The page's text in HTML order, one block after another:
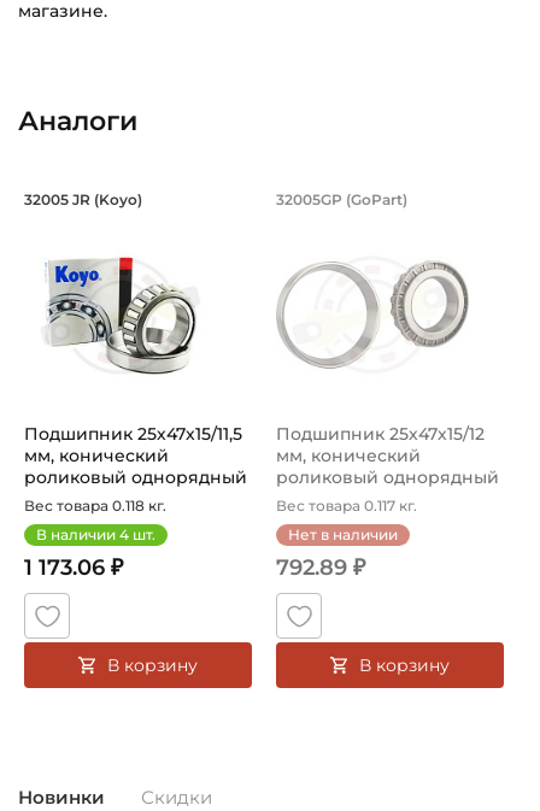
магазине.
Наружный диаметр (D):
Тип посадочного отверстия на вал:
Тип наружного кольца:
Цилиндрическое
Вид уплотнения:
Смазка:
Возможность дополнительной смазки
Страна происхождения:
Германия
Категория:
Аналоги
Подшипник 25х47х15/11,5 мм,
32005 JR (Koyo)
Подшипник 25х47х15/11,5
мм, конический
роликовый однорядный
на вал 25 м...
Вес товара 0.118 кг.
В наличии 4 шт.
1 173.06 ₽
В корзину
Подшипник
32005GP (GoPart)
Подшипник 25х47х15/12
мм, конический
роликовый однорядный
на вал 25 мм...
Вес товара 0.117 кг.
Нет в наличии
792.89 ₽
В корзину
Новинки Скидки